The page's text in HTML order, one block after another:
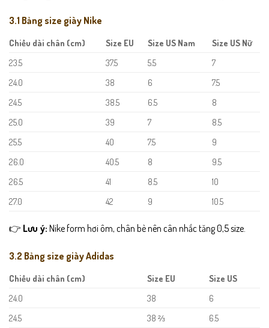
3.1 Bảng size giày Nike
Chiều dài chân (cm) Size EU Size US Nam
Size US Nữ
23.5
37.5 5.5
7
24.0
38 6
7.5
24.5
38.5 6.5
8
25.0
39 7
8.5
25.5
40 7.5
9
26.0
40.5 8
9.5
26.5
41 8.5
10
27.0
42 9 10.5
👉 Lưu ý: Nike form hơi ôm, chân bè nên cân nhắc tăng 0,5 size.
3.2 Bảng size giày Adidas
Chiều dài chân (cm) Size EU
Size US
24.0
38
6
24.5
38 ⅔
6.5